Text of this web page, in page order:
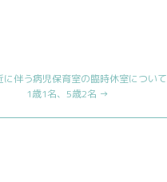
伴う病児保育室の臨時休室について
1歳1名、5歳2名 →